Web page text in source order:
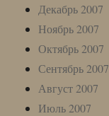
Декабрь 2007
Ноябрь 2007
Октябрь 2007
Сентябрь 2007
Август 2007
Июль 2007